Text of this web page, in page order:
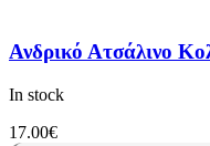
Ανδρικό Ατσάλινο
In stock
17.00€